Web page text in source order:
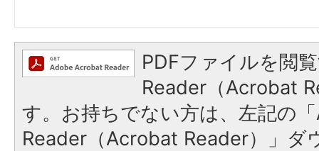
PDFファイルを閲
Reader（Acrobat
す。お持ちでない方は、左記の
Reader（Acrobat Reader）」ダ